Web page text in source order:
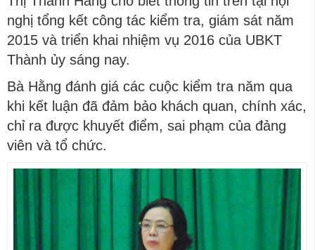
nghị tổng kết công tác kiểm tra, giám sát năm
2015 và triển khai nhiệm vụ 2016 của UBKT
Thành ủy sáng nay.
Bà Hằng đánh giá các cuộc kiểm tra năm qua
khi kết luận đã đảm bảo khách quan, chính xác,
chỉ ra được khuyết điểm, sai phạm của đảng
viên và tổ chức.